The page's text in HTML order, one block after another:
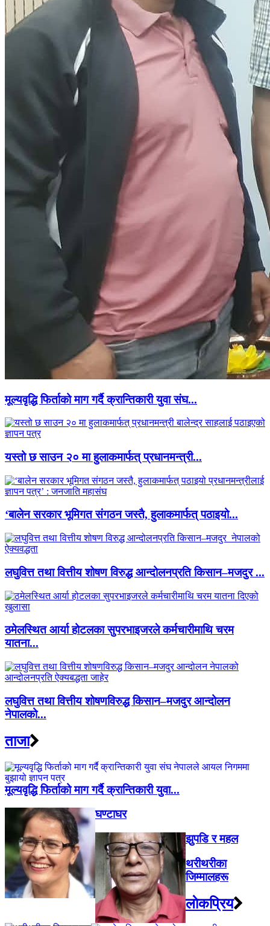
मूल्यवृद्धि फिर्ताको माग गर्दै क्रान्तिकारी युवा संघ...
यस्तो छ साउन २० मा हुलाकमार्फत् प्रधानमन्त्री...
‘बालेन सरकार भूमिगत संगठन जस्तै, हुलाकमार्फत् पठाइयो...
लघुवित्त तथा वित्तीय शोषण विरुद्ध आन्दोलनप्रति किसान–मजदुर ...
ठमेलस्थित आर्या होटलका सुपरभाइजरले कर्मचारीमाथि चरम
यातना...
लघुवित्त तथा वित्तीय शोषणविरुद्ध किसान–मजदुर आन्दोलन
नेपालको...
ताजा
मूल्यवृद्धि फिर्ताको माग गर्दै क्रान्तिकारी युवा...
घण्टाघर
झुपडि र महल
थरीथरीका
जिम्मालहरू
लाेकप्रिय